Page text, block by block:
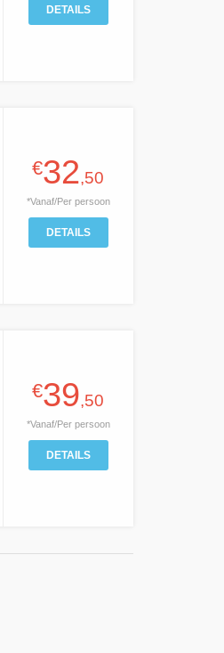
DETAILS
€32,50
*Vanaf/Per persoon
DETAILS
€39,50
*Vanaf/Per persoon
DETAILS